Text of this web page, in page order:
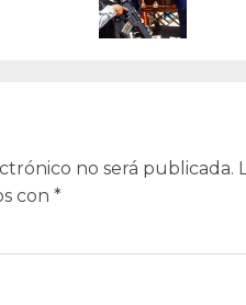
no será publicada.
con *